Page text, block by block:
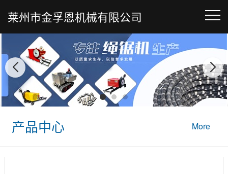
莱州市金孚恩机械有限公司
产品中心 More